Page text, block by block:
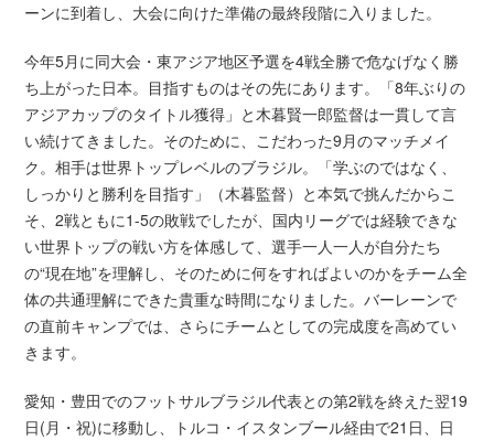
ーンに到着し、大会に向けた準備の最終段階に入りました。
今年5月に同大会・東アジア地区予選を4戦全勝で危なげなく勝
ち上がった日本。目指すものはその先にあります。「8年ぶりの
アジアカップのタイトル獲得」と木暮賢一郎監督は一貫して言
い続けてきました。そのために、こだわった9月のマッチメイ
ク。相手は世界トップレベルのブラジル。「学ぶのではなく、
しっかりと勝利を目指す」（木暮監督）と本気で挑んだからこ
そ、2戦ともに1-5の敗戦でしたが、国内リーグでは経験できな
い世界トップの戦い方を体感して、選手一人一人が自分たち
の“現在地”を理解し、そのために何をすればよいのかをチーム全
体の共通理解にできた貴重な時間になりました。バーレーンで
の直前キャンプでは、さらにチームとしての完成度を高めてい
きます。
愛知・豊田でのフットサルブラジル代表との第2戦を終えた翌19
日(月・祝)に移動し、トルコ・イスタンブール経由で21日、日